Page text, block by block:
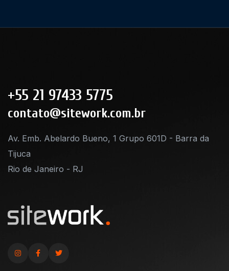
+55 21 97433 5775
contato@sitework.com.br
Av. Emb. Abelardo Bueno, 1 Grupo 601D - Barra da
Tijuca
Rio de Janeiro - RJ